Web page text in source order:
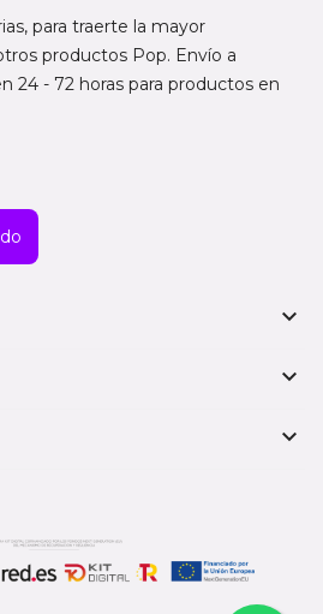
para traerte la mayor
productos Pop. Envío a
24 - 72 horas para productos en
keyboard_arrow_down
keyboard_arrow_down
keyboard_arrow_down